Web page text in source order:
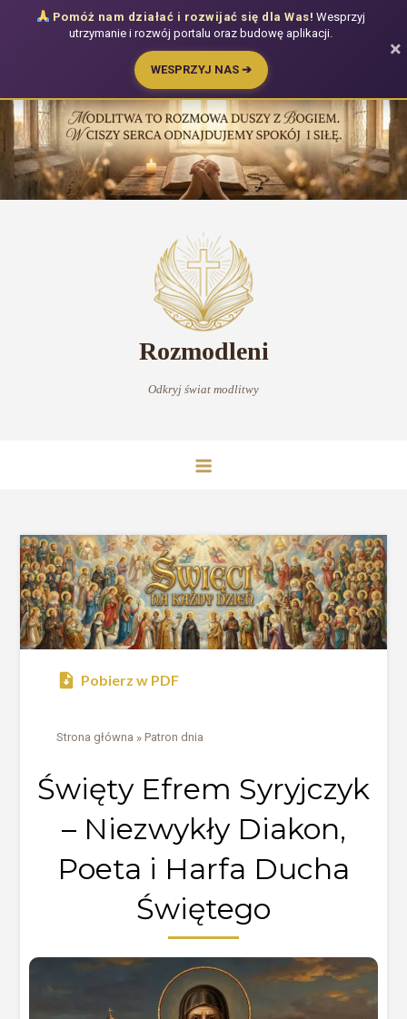
do
treści
Rozmodleni
Odkryj świat modlitwy
Pobierz w PDF
Strona główna »Patron dnia
Święty Efrem Syryjczyk
– Niezwykły Diakon,
Poeta i Harfa Ducha
Świętego
Pomóż nam działać i rozwijać się dla Was! Wesprzyj
utrzymanie i rozwój portalu oraz budowę aplikacji.
WESPRZYJ NAS ➔
×